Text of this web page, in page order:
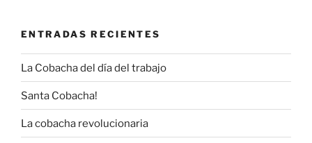
ENTRADAS RECIENTES
La Cobacha del día del trabajo
Santa Cobacha!
La cobacha revolucionaria